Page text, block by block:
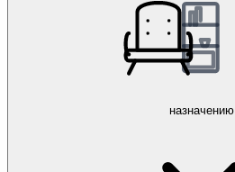
назначению